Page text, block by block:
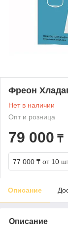
Фреон
Нет в наличии
Опт и розница
79 000 ₸
77 000 ₸ от 10
Описание
Описание